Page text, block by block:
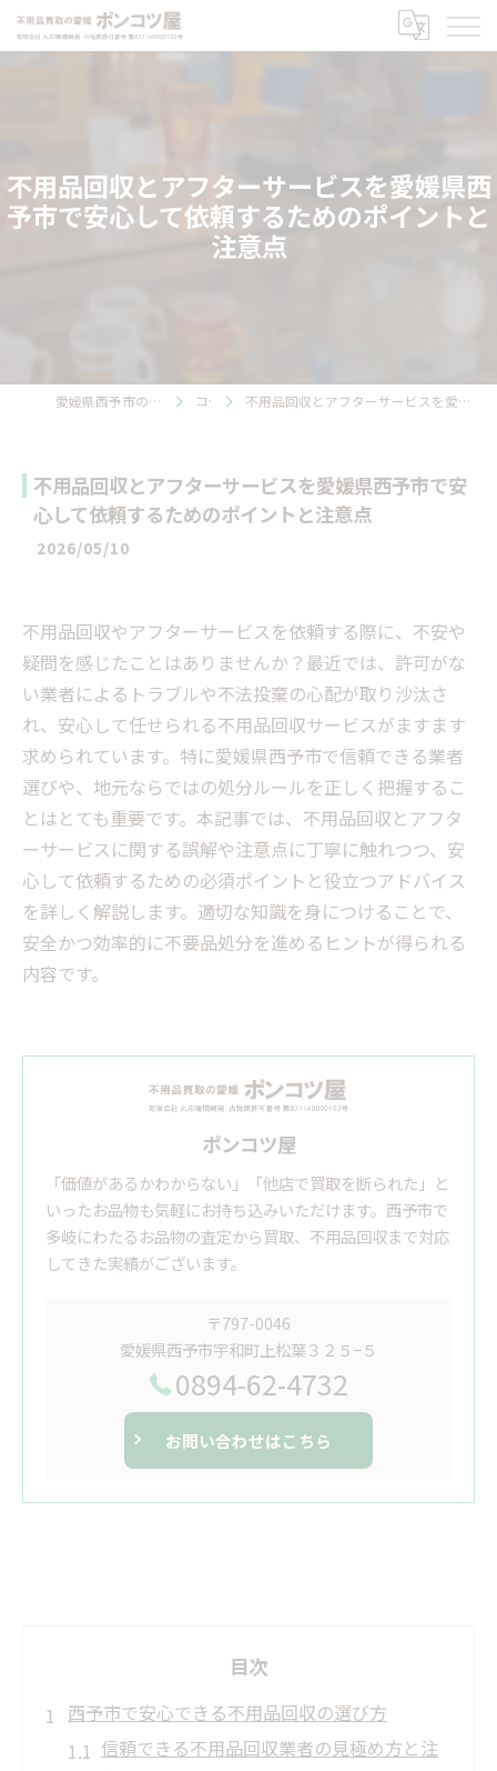
不用品回収とアフターサービスを愛媛県西
予市で安心して依頼するためのポイントと
注意点
愛媛県西予市の不用品回収ならポンコツ屋 コラム 不用品回収とアフターサービスを愛媛県西予市で安心して依頼するためのポイントと注意点
不用品回収とアフターサービスを愛媛県西予市で安
心して依頼するためのポイントと注意点
2026/05/10
不用品回収やアフターサービスを依頼する際に、不安や
疑問を感じたことはありませんか？最近では、許可がな
い業者によるトラブルや不法投棄の心配が取り沙汰さ
れ、安心して任せられる不用品回収サービスがますます
求められています。特に愛媛県西予市で信頼できる業者
選びや、地元ならではの処分ルールを正しく把握するこ
とはとても重要です。本記事では、不用品回収とアフタ
ーサービスに関する誤解や注意点に丁寧に触れつつ、安
心して依頼するための必須ポイントと役立つアドバイス
を詳しく解説します。適切な知識を身につけることで、
安全かつ効率的に不要品処分を進めるヒントが得られる
内容です。
ポンコツ屋
「価値があるかわからない」「他店で買取を断られた」と
いったお品物も気軽にお持ち込みいただけます。西予市で
多岐にわたるお品物の査定から買取、不用品回収まで対応
してきた実績がございます。
〒797-0046
愛媛県西予市宇和町上松葉３２５−５
0894-62-4732
お問い合わせはこちら
目次
西予市で安心できる不用品回収の選び方
信頼できる不用品回収業者の見極め方と注